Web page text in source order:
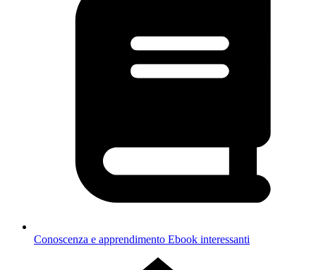
Conoscenza e apprendimento Ebook interessanti